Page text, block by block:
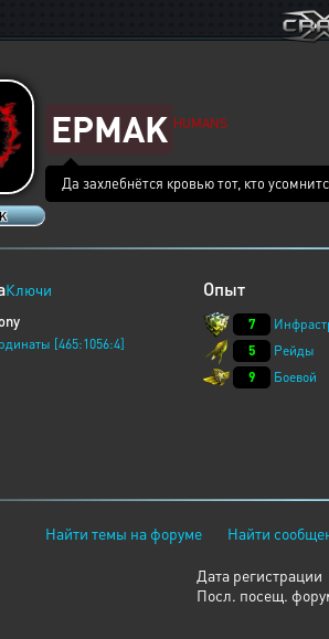
EPMAK HUMANS
Да захлебнётся кровью тот, кто
Ключи
[465:1056:4]
Опыт
7
5
Рейды
9
Боевой
Найти темы на форуме Найти
Дата регистрации
Посл. посещ.